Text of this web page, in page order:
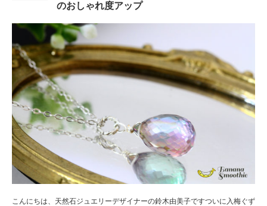
のおしゃれ度アップ
こんにちは、天然石ジュエリーデザイナーの鈴木由美子ですついに入梅ぐず